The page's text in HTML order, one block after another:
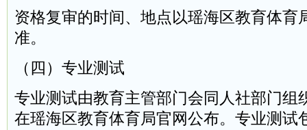
资格复审的时间、地点以瑶海区教育体育
准。
（四）专业测试
专业测试由教育主管部门会同人社部门组
在瑶海区教育体育局官网公布。专业测试